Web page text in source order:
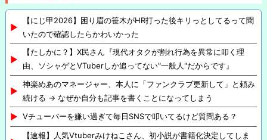
【にじ甲2026】困り眉の笹木がHR打った後キリっとしてるって聞
いたので確認したらかわいかった
【たしかに？】X民さん『現代オタクが割れ行為を異常に叩く理
由、ソシャゲとVTuberしか追ってない"一般人"だからです』
神楽めあのマネージャー、本人に「ファンクラブ更新して」と頼み
続ける → なぜか自分も記事を書くことになってしまう
Vチューバーを嫌い過ぎて毎日SNSで叩いてるけど質問ある？
【速報】人気Vtuberみけねこさん、初小説が書籍化決定してしま